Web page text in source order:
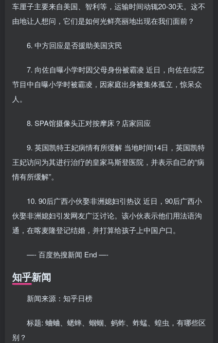
车厘子主要来自美国、智利等，运输时间动辄20-30天。这不
由地让人想问，它们是如何光鲜亮丽地出现在我们面前？
6. 中方回应是否援助美国灾民
7. 向佐自曝小学时因父母身份被霸凌 近日，向佐在综艺
节目中自曝小学时被霸凌，因家庭出身被集体孤立，惊呆众
人。
8. SPA馆摄像头正对按摩床？店家回应
9. 英国凯特王妃病情有所缓解 当地时间14日，英国凯特
王妃访问为其进行治疗的皇家马斯登医院，并表示自己的“病
情有所缓解”。
10. 90后广西小伙娶非洲媳妇引热议 近日，90后广西小
伙娶非洲媳妇引发网友广泛讨论。该小伙表示他们用法语沟
通，在喀麦隆登记结婚，并打算给孩子上中国户口。
—- 百度热搜新闻 End —-
知乎新闻
新闻来源：知乎日榜
标题: 蛐蛐、蟋蟀、蝈蝈、蚂蚱、蚱蜢、蝗虫，有哪些区
别？